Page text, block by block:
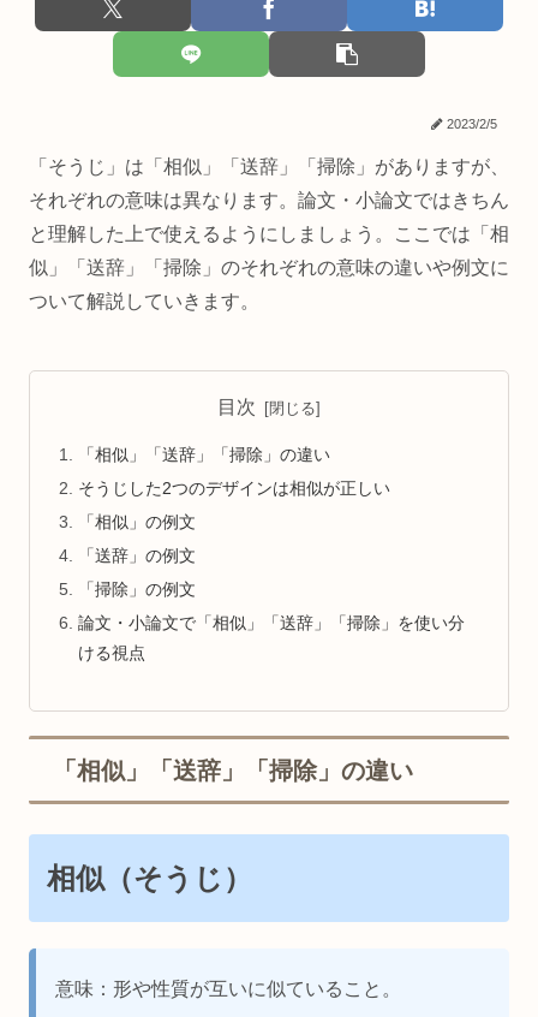
2023/2/5
「そうじ」は「相似」「送辞」「掃除」がありますが、
それぞれの意味は異なります。論文・小論文ではきちん
と理解した上で使えるようにしましょう。ここでは「相
似」「送辞」「掃除」のそれぞれの意味の違いや例文に
ついて解説していきます。
目次
「相似」「送辞」「掃除」の違い
そうじした2つのデザインは相似が正しい
「相似」の例文
「送辞」の例文
「掃除」の例文
論文・小論文で「相似」「送辞」「掃除」を使い分
ける視点
「相似」「送辞」「掃除」の違い
相似（そうじ）
意味：形や性質が互いに似ていること。